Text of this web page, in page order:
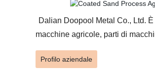
Dalian Doopool Metal Co., Ltd.
macchine agricole, parti di
Profilo aziendale